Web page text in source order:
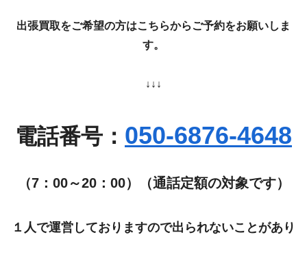
出張買取をご希望の方はこちらからご予約をお願いしま
す。
↓↓↓
電話番号： 050-6876-4648
（7：00～20：00）（通話定額の対象です）
１人で運営しておりますので出られないことがあり